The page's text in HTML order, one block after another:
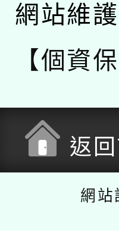
網站維
【個資
返
網